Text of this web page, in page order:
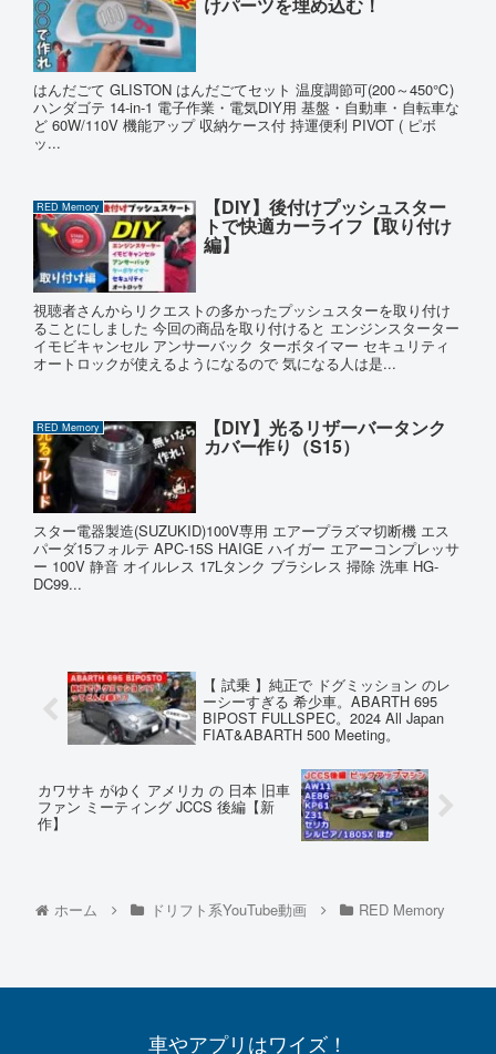
はんだごて GLISTON はんだごてセット 温度調節可(200～450℃)
ハンダゴテ 14-in-1 電子作業・電気DIY用 基盤・自動車・自転車な
ど 60W/110V 機能アップ 収納ケース付 持運便利 PIVOT ( ピボ
ッ...
RED Memory 【DIY】後付けプッシュスター
トで快適カーライフ【取り付け
編】
視聴者さんからリクエストの多かったプッシュスターを取り付け
ることにしました 今回の商品を取り付けると エンジンスターター
イモビキャンセル アンサーバック ターボタイマー セキュリティ
オートロックが使えるようになるので 気になる人は是...
RED Memory 【DIY】光るリザーバータンク
カバー作り（S15）
スター電器製造(SUZUKID)100V専用 エアープラズマ切断機 エス
パーダ15フォルテ APC-15S HAIGE ハイガー エアーコンプレッサ
ー 100V 静音 オイルレス 17Lタンク ブラシレス 掃除 洗車 HG-
DC99...
【 試乗 】純正で ドグミッション のレ
ーシーすぎる 希少車。ABARTH 695
BIPOST FULLSPEC。2024 All Japan
FIAT&ABARTH 500 Meeting。
カワサキ がゆく アメリカ の 日本 旧車
ファン ミーティング JCCS 後編【新
作】
ホーム ドリフト系YouTube動画 RED Memory
車やアプリはワイズ！